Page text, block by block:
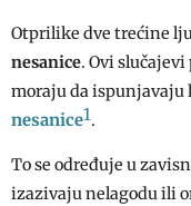
Otprilike dve trećine
nesanice. Ovi slučajevi
moraju da
nesanice1.
To se određuje u
izazivaju nelagodu ili